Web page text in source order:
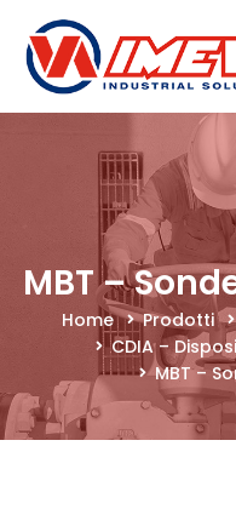
MBT –
Home Prodotti
CDIA –
MBT –